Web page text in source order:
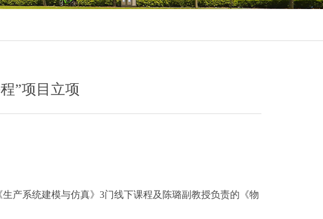
”项目立项
产系统建模与仿真》3门线下课程及陈璐副教授负责的《物